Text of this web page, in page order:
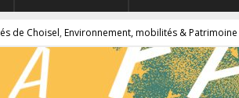
de Choisel, Environnement, mobilités & Patrimoine